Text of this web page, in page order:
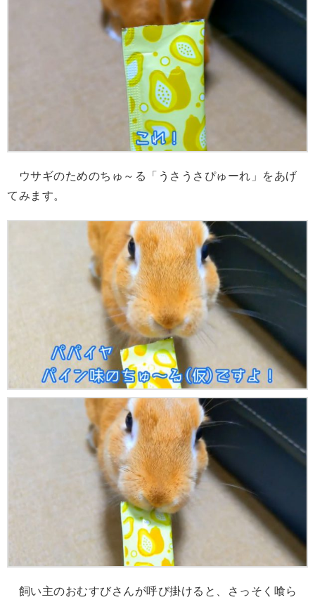
ウサギのためのちゅ～る「うさうさぴゅーれ」をあげ
てみます。
飼い主のおむすびさんが呼び掛けると、さっそく喰ら